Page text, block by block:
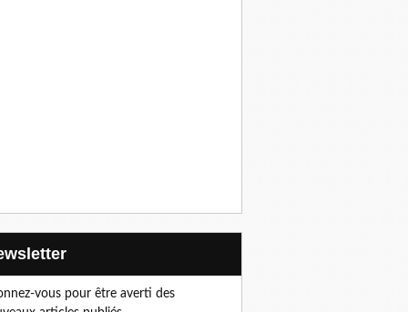
vous pour être averti des